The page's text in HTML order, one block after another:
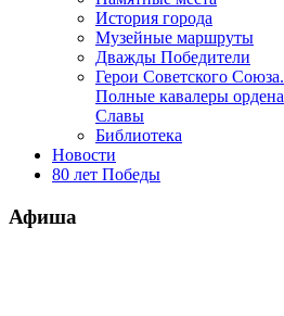
История города
Музейные маршруты
Дважды Победители
Герои Советского Союза.
Полные кавалеры ордена
Славы
Библиотека
Новости
80 лет Победы
Афиша